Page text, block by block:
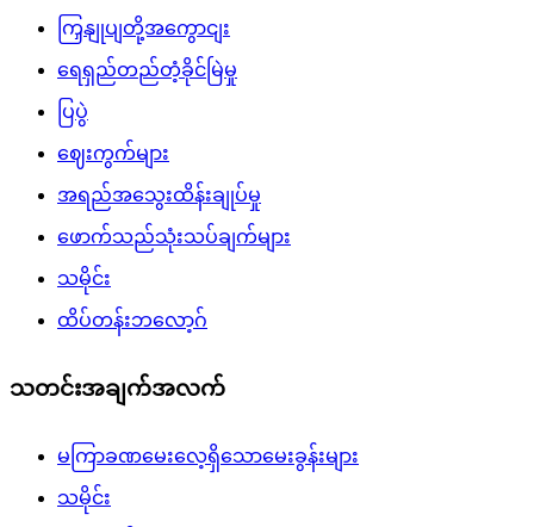
ကြှနျုပျတို့အကွောငျး
ရေရှည်တည်တံ့ခိုင်မြဲမှု
ပြပွဲ
ဈေးကွက်များ
အရည်အသွေးထိန်းချုပ်မှု
ဖောက်သည်သုံးသပ်ချက်များ
သမိုင်း
ထိပ်တန်းဘလော့ဂ်
သတင်းအချက်အလက်
မကြာခဏမေးလေ့ရှိသောမေးခွန်းများ
သမိုင်း